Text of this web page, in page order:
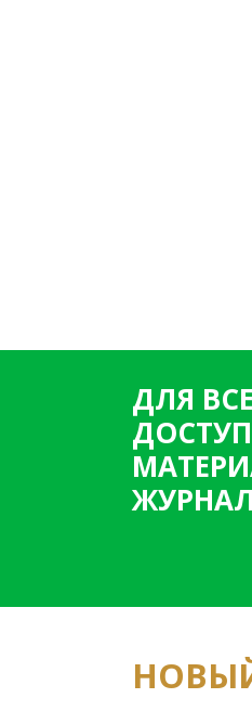
ДЛЯ